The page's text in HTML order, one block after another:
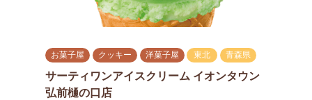
お菓子屋 クッキー 洋菓子屋 東北 青森県
サーティワンアイスクリーム イオンタウン
弘前樋の口店